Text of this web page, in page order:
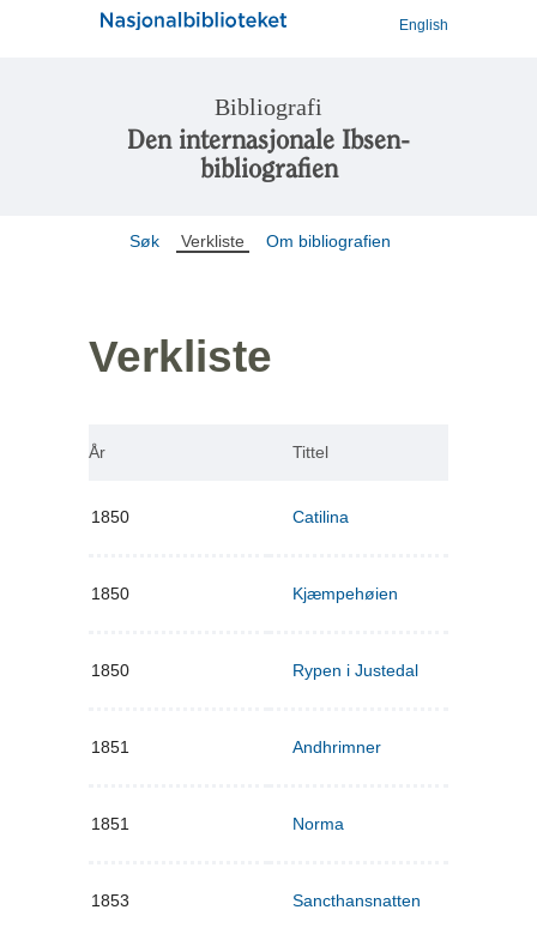
English
Bibliografi
Den internasjonale Ibsen-
bibliografien
Søk Verkliste Om bibliografien
Verkliste
År Tittel
1850 Catilina
1850 Kjæmpehøien
1850 Rypen i Justedal
1851 Andhrimner
1851 Norma
1853 Sancthansnatten